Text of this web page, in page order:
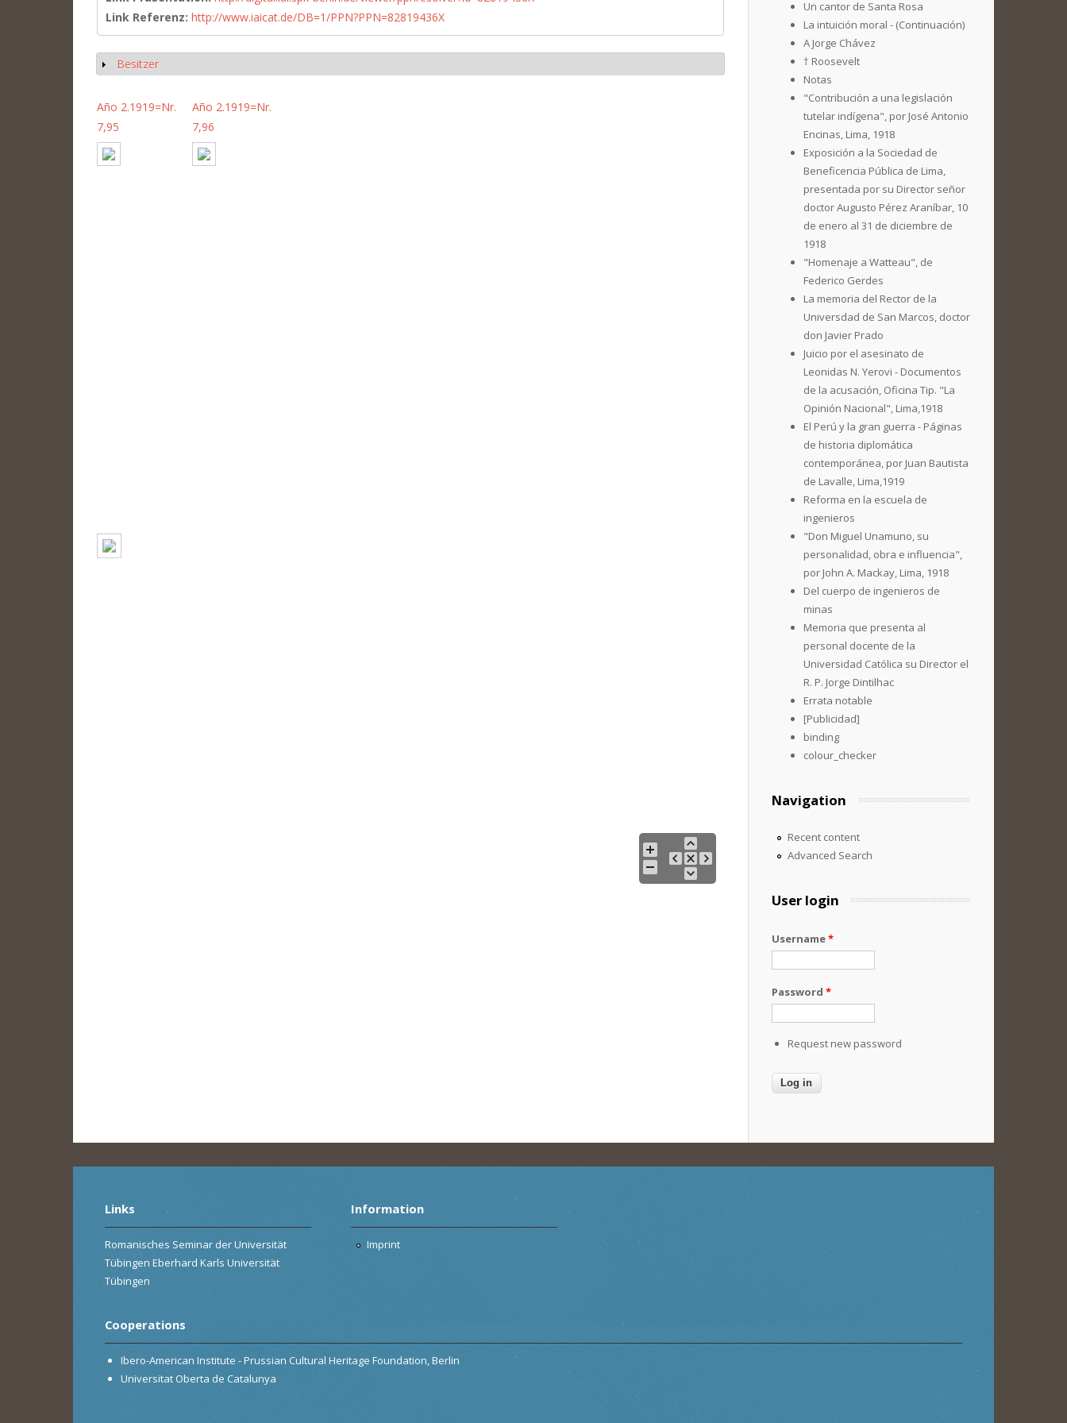
Link Referenz: http://www.iaicat.de/DB=1/PPN?PPN=82819436X
Show
Besitzer
Año 2.1919=Nr.
7,95
Año 2.1919=Nr.
7,96
Un cantor de Santa Rosa
La intuición moral - (Continuación)
A Jorge Chávez
† Roosevelt
Notas
"Contribución a una legislación
tutelar indígena", por José Antonio
Encinas, Lima, 1918
Exposición a la Sociedad de
Beneficencia Pública de Lima,
presentada por su Director señor
doctor Augusto Pérez Araníbar, 10
de enero al 31 de diciembre de
1918
"Homenaje a Watteau", de
Federico Gerdes
La memoria del Rector de la
Universdad de San Marcos, doctor
don Javier Prado
Juicio por el asesinato de
Leonidas N. Yerovi - Documentos
de la acusación, Oficina Tip. "La
Opinión Nacional", Lima,1918
El Perú y la gran guerra - Páginas
de historia diplomática
contemporánea, por Juan Bautista
de Lavalle, Lima,1919
Reforma en la escuela de
ingenieros
"Don Miguel Unamuno, su
personalidad, obra e influencia",
por John A. Mackay, Lima, 1918
Del cuerpo de ingenieros de
minas
Memoria que presenta al
personal docente de la
Universidad Católica su Director el
R. P. Jorge Dintilhac
Errata notable
[Publicidad]
binding
colour_checker
Navigation
Recent content
Advanced Search
User login
Username*
Password *
Request new password
Links
Romanisches Seminar der Universität
Tübingen Eberhard Karls Universität
Tübingen
Information
Imprint
Cooperations
Ibero-American Institute - Prussian Cultural Heritage Foundation, Berlin
Universitat Oberta de Catalunya